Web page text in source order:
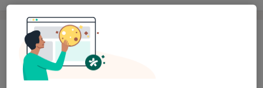
Zkušenosti
Odborník na:
Psychoterapie
Pacienti, které ošetřuji